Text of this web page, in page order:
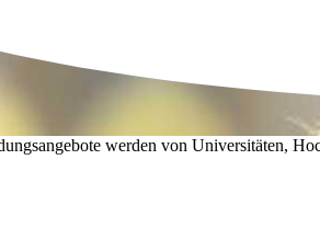
werden von Universitäten,